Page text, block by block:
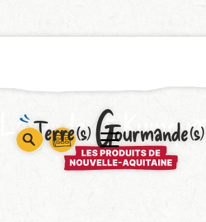
barre
1
barre
2
barre
3
et Kumquat